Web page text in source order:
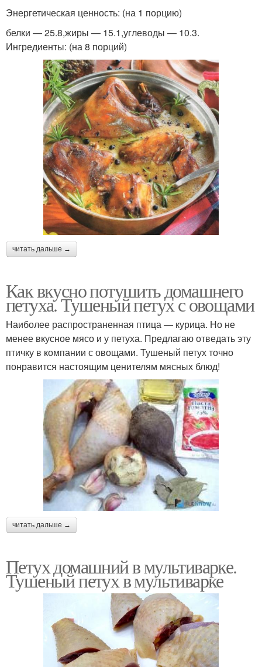
Энергетическая ценность: (на 1 порцию)
белки — 25.8,жиры — 15.1,углеводы — 10.3.
Ингредиенты: (на 8 порций)
читать дальше →
Как вкусно потушить домашнего
петуха. Тушеный петух с овощами
Наиболее распространенная птица — курица. Но не
менее вкусное мясо и у петуха. Предлагаю отведать эту
птичку в компании с овощами. Тушеный петух точно
понравится настоящим ценителям мясных блюд!
читать дальше →
Петух домашний в мультиварке.
Тушеный петух в мультиварке